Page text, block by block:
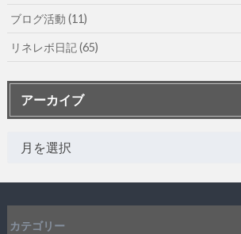
ブログ活動(11)
リネレボ日記(65)
アーカイブ
カテゴリー